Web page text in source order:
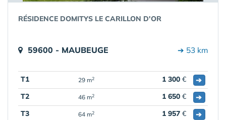
RÉSIDENCE DOMITYS LE CARILLON D'OR
59600 - MAUBEUGE ➔ 53 km
T1 29 m2 1 300 €
➔
T2
46 m2 1 650 €
➔
T3
64 m2 1 957 € ➔